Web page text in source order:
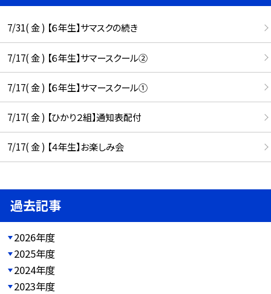
7/31( 金 ) 【６年生】サマスクの続き
7/17( 金 ) 【６年生】サマースクール②
7/17( 金 ) 【６年生】サマースクール①
7/17( 金 ) 【ひかり２組】通知表配付
7/17( 金 ) 【４年生】お楽しみ会
過去記事
2026年度
2025年度
2024年度
2023年度